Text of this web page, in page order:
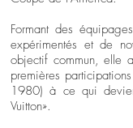
Formant des
expérimentés et de
objectif commun, elle
premières
1980) à ce qui
Vuitton».